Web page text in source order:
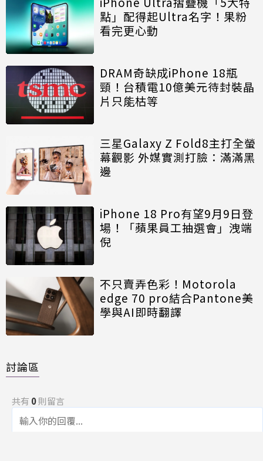
點」配得起Ultra名字！果粉
看完更心動
DRAM奇缺成iPhone 18瓶
頸！台積電10億美元待封裝晶
片只能枯等
三星Galaxy Z Fold8主打全螢
幕觀影 外媒實測打臉：滿滿黑
邊
iPhone 18 Pro有望9月9日登
場！「蘋果員工抽選會」洩端
倪
不只賣弄色彩！Motorola
edge 70 pro結合Pantone美
學與AI即時翻譯
討論區
共有 0則留言